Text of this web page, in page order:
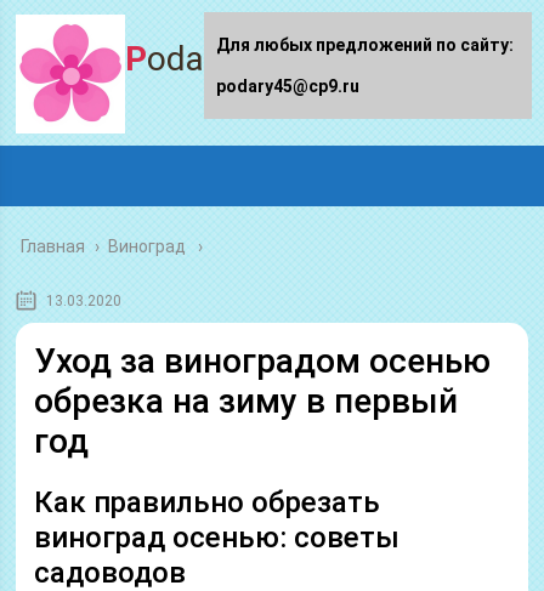
Podary45.ru
Главная › Виноград
13.03.2020
Уход за виноградом осенью
обрезка на зиму в первый
год
Как правильно обрезать
виноград осенью: советы
садоводов
Для любых предложений по сайту:
podary45@cp9.ru